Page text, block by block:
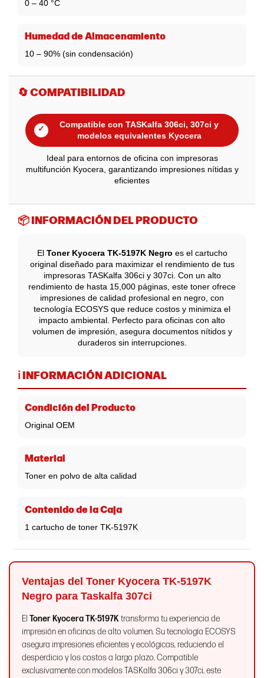
0 – 40 °C
Humedad de Almacenamiento
10 – 90% (sin condensación)
🔄 COMPATIBILIDAD
✓
Compatible con TASKalfa 306ci, 307ci y
modelos equivalentes Kyocera
Ideal para entornos de oficina con impresoras
multifunción Kyocera, garantizando impresiones nítidas y
eficientes
📦 INFORMACIÓN DEL PRODUCTO
El Toner Kyocera TK-5197K Negro es el cartucho
original diseñado para maximizar el rendimiento de tus
impresoras TASKalfa 306ci y 307ci. Con un alto
rendimiento de hasta 15,000 páginas, este toner ofrece
impresiones de calidad profesional en negro, con
tecnología ECOSYS que reduce costos y minimiza el
impacto ambiental. Perfecto para oficinas con alto
volumen de impresión, asegura documentos nítidos y
duraderos sin interrupciones.
ℹ️ INFORMACIÓN ADICIONAL
Condición del Producto
Original OEM
Material
Toner en polvo de alta calidad
Contenido de la Caja
1 cartucho de toner TK-5197K
Ventajas del Toner Kyocera TK-5197K
Negro para Taskalfa 307ci
El Toner Kyocera TK-5197Ktransforma tu experiencia de
impresión en oficinas de alto volumen. Su tecnología ECOSYS
asegura impresiones eficientes y ecológicas, reduciendo el
desperdicio y los costos a largo plazo. Compatible
exclusivamente con modelos TASKalfa 306ci y 307ci, este